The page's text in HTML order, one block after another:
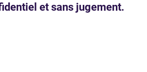
et sans jugement.